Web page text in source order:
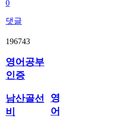
0
댓글
196743
영어공부
인증
남산골선
비
영
어